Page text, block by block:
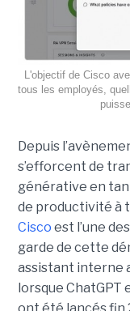
L'objectif de Cisco
tous les employés,
Depuis
s’efforcent de
générative en
de productivité à
Cisco est l’une
garde de cette
assistant interne
lorsque ChatGPT